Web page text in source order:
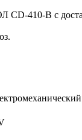
CD-410-В с